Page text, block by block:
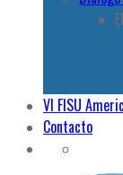
VI FISU
Contacto